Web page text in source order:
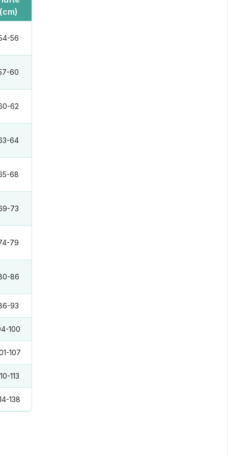
(cm)
56
60
62
64
68
73
79
86
93
100
107
113
138